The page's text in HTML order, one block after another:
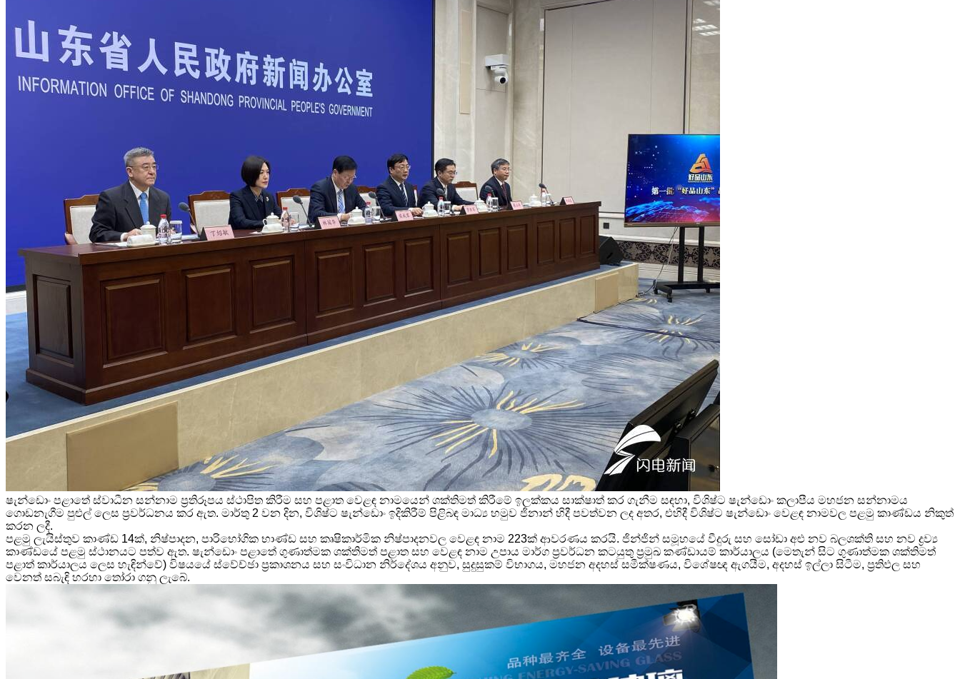
ෂැන්ඩොං පළාතේ ස්වාධීන සන්නාම ප්‍රතිරූපය ස්ථාපිත කිරීම සහ පළාත වෙළඳ නාමයෙන් ශක්තිමත් කිරීමේ ඉලක්කය සාක්ෂාත් කර ගැනීම සඳහා, විශිෂ්ට ෂැන්ඩොං කලාපීය මහජන සන්නාමය
ගොඩනැගීම පුළුල් ලෙස ප්‍රවර්ධනය කර ඇත. මාර්තු 2 වන දින, විශිෂ්ට ෂැන්ඩොං ඉදිකිරීම් පිළිබඳ මාධ්‍ය හමුව ජිනාන් හිදී පවත්වන ලද අතර, එහිදී විශිෂ්ට ෂැන්ඩොං වෙළඳ නාමවල පළමු කාණ්ඩය නිකුත්
කරන ලදී.
පළමු ලැයිස්තුව කාණ්ඩ 14ක්, නිෂ්පාදන, පාරිභෝගික භාණ්ඩ සහ කෘෂිකාර්මික නිෂ්පාදනවල වෙළඳ නාම 223ක් ආවරණය කරයි. ජින්ජින් සමූහයේ වීදුරු සහ සෝඩා අළු නව බලශක්ති සහ නව ද්‍රව්‍ය
කාණ්ඩයේ පළමු ස්ථානයට පත්ව ඇත. ෂැන්ඩොං පළාතේ ගුණාත්මක ශක්තිමත් පළාත සහ වෙළඳ නාම උපාය මාර්ග ප්‍රවර්ධන කටයුතු ප්‍රමුඛ කණ්ඩායම් කාර්යාලය (මෙතැන් සිට ගුණාත්මක ශක්තිමත්
පළාත් කාර්යාලය ලෙස හැඳින්වේ) විෂයයේ ස්වේච්ඡා ප්‍රකාශනය සහ සංවිධාන නිර්දේශය අනුව, සුදුසුකම් විභාගය, මහජන අදහස් සමීක්ෂණය, විශේෂඥ ඇගයීම, අදහස් ඉල්ලා සිටීම, ප්‍රතිඵල සහ
වෙනත් සබැඳි හරහා තෝරා ගනු ලැබේ.